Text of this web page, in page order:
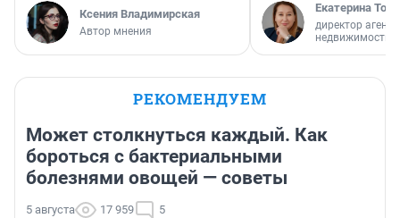
Ксения Владимирская
Автор мнения
Екатерина
директор
недвижимости
РЕКОМЕНДУЕМ
Может столкнуться каждый. Как
бороться с бактериальными
болезнями овощей — советы
5 августа 17 959 5